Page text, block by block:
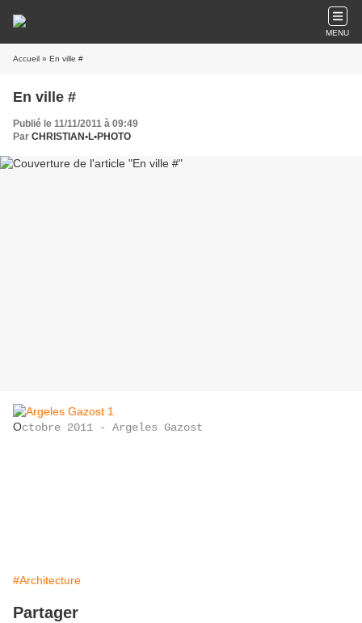
MENU
Accueil » En ville #
En ville #
Publié le 11/11/2011 à 09:49
Par CHRISTIAN•L•PHOTO
Octobre 2011 - Argeles Gazost
#Architecture
Partager